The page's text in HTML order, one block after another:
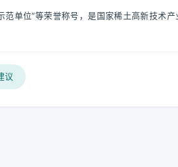
范单位”等荣誉称号，是国家稀土高新技术
议